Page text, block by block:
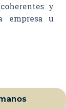
y
empresa u